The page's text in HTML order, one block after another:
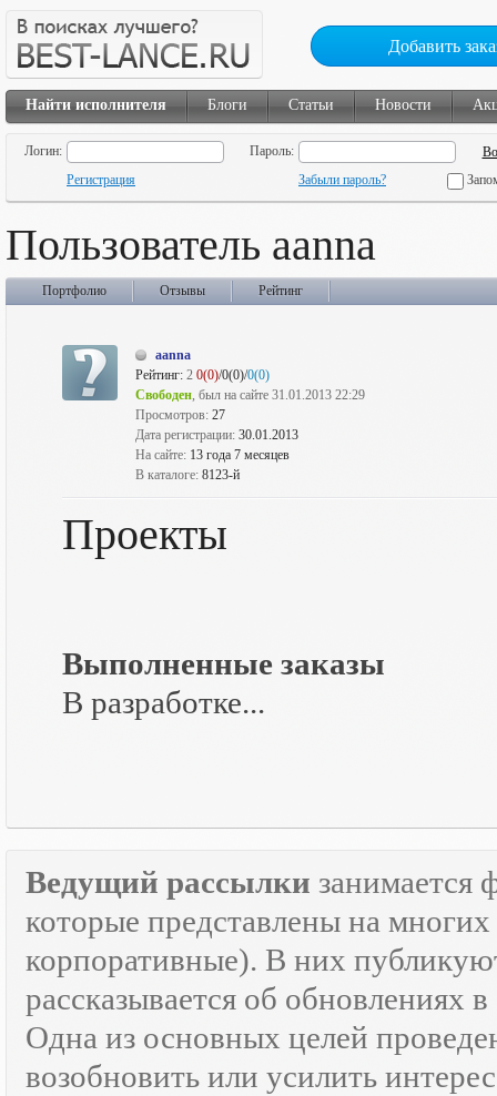
Добавить
Найти исполнителя Блоги Статьи Новости
Логин:
Пароль:
Регистрация
Забыли пароль?
Пользователь aanna
Портфолио Отзывы Рейтинг
aanna
Рейтинг: 2 0(0)/0(0)/0(0)
Свободен, был на сайте 31.01.2013 22:29
Просмотров: 27
Дата регистрации: 30.01.2013
На сайте: 13 года 7 месяцев
В каталоге: 8123-й
Проекты
Выполненные заказы
В разработке...
Ведущий рассылки занимается
которые представлены на
корпоративные). В них
рассказывается об обновлениях
Одна из основных целей
возобновить или усилить